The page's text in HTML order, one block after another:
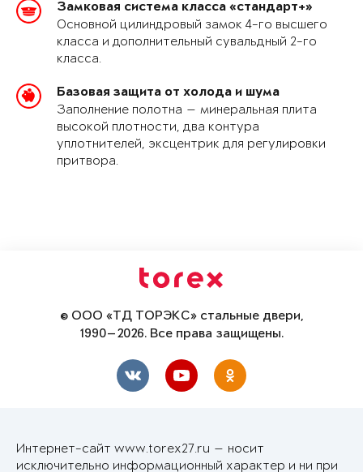
Замковая система класса «стандарт+»
Основной цилиндровый замок 4-го высшего
класса и дополнительный сувальдный 2-го
класса.
Базовая защита от холода и шума
Заполнение полотна — минеральная плита
высокой плотности, два контура
уплотнителей, эксцентрик для регулировки
притвора.
© ООО «ТД ТОРЭКС» стальные двери,
1990—2026. Все права защищены.
Интернет-сайт www.torex27.ru — носит
исключительно информационный характер и ни при